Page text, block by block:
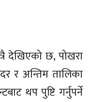
देखिएको छ, पोखरा
र अन्तिम तालिका
थप पुष्टि गर्नुपर्ने